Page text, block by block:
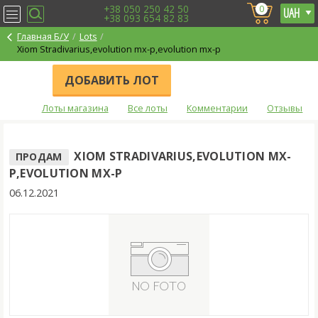
+38 050 250 42 50
+38 093 654 82 83
0
Главная Б/У
Lots
Xiom Stradivarius,evolution mx-p,evolution mx-p
ДОБАВИТЬ ЛОТ
Лоты магазина Все лоты Комментарии Отзывы
ПРОДАМ
XIOM STRADIVARIUS,EVOLUTION MX-
P,EVOLUTION MX-P
06.12.2021